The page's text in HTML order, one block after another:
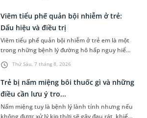
Thứ Sáu, 7 tháng 8, 2026
Viêm tiểu phế quản bội nhiễm ở trẻ:
Dấu hiệu và điều trị
Viêm tiểu phế quản bội nhiễm ở trẻ em là một
trong những bệnh lý đường hô hấp nguy hiểm,
thường bùng phát vào thời điểm giao mùa. Khi
những tổn thương ban đầu do virus chưa kịp
lành, vi khuẩn cơ hội sẽ nhanh chóng tấn công,
khiến tình trạng viêm nhiễm chuyển biến nặng
và đe dọa trực tiếp đến tính mạng của trẻ nếu
không được can thiệp kịp thời. Do đó, việc nắm
Trẻ bị nấm miệng bôi thuốc gì và những
điều cần lưu ý tro...
Nấm miệng tuy là bệnh lý lành tính nhưng nếu